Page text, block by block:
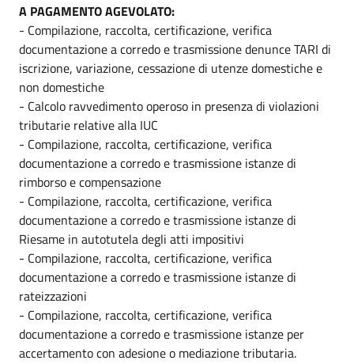
A PAGAMENTO AGEVOLATO:
- Compilazione, raccolta, certificazione, verifica
documentazione a corredo e trasmissione denunce TARI di
iscrizione, variazione, cessazione di utenze domestiche e
non domestiche
- Calcolo ravvedimento operoso in presenza di violazioni
tributarie relative alla IUC
- Compilazione, raccolta, certificazione, verifica
documentazione a corredo e trasmissione istanze di
rimborso e compensazione
- Compilazione, raccolta, certificazione, verifica
documentazione a corredo e trasmissione istanze di
Riesame in autotutela degli atti impositivi
- Compilazione, raccolta, certificazione, verifica
documentazione a corredo e trasmissione istanze di
rateizzazioni
- Compilazione, raccolta, certificazione, verifica
documentazione a corredo e trasmissione istanze per
accertamento con adesione o mediazione tributaria.